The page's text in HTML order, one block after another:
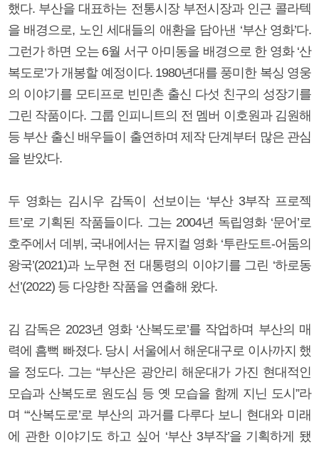
했다. 부산을 대표하는 전통시장 부전시장과 인근 콜라텍
을 배경으로, 노인 세대들의 애환을 담아낸 ‘부산 영화’다.
그런가 하면 오는 6월 서구 아미동을 배경으로 한 영화 ‘산
복도로’가 개봉할 예정이다. 1980년대를 풍미한 복싱 영웅
의 이야기를 모티프로 빈민촌 출신 다섯 친구의 성장기를
그린 작품이다. 그룹 인피니트의 전 멤버 이호원과 김원해
등 부산 출신 배우들이 출연하며 제작 단계부터 많은 관심
을 받았다.
두 영화는 김시우 감독이 선보이는 ‘부산 3부작 프로젝
트’로 기획된 작품들이다. 그는 2004년 독립영화 ‘문어’로
호주에서 데뷔, 국내에서는 뮤지컬 영화 ‘투란도트-어둠의
왕국’(2021)과 노무현 전 대통령의 이야기를 그린 ‘하로동
선’(2022) 등 다양한 작품을 연출해 왔다.
김 감독은 2023년 영화 ‘산복도로’를 작업하며 부산의 매
력에 흠뻑 빠졌다. 당시 서울에서 해운대구로 이사까지 했
을 정도다. 그는 “부산은 광안리 해운대가 가진 현대적인
모습과 산복도로 원도심 등 옛 모습을 함께 지닌 도시”라
며 “‘산복도로’로 부산의 과거를 다루다 보니 현대와 미래
에 관한 이야기도 하고 싶어 ‘부산 3부작’을 기획하게 됐